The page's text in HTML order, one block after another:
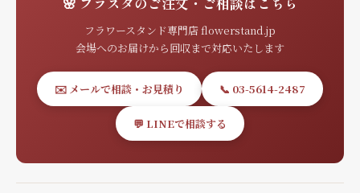
フラワースタンド専門店 flowerstand.jp
会場へのお届けから回収まで対応いたします
✉️ メールで相談・お見積り 📞 03-5614-2487
💬 LINEで相談する